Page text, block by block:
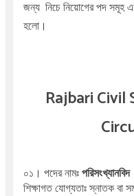
জন্য নিচে নিয়োগের পদ সমূহ
হলো।
Rajbari
০১। পদের নামঃ পরিসংখ্যানবিদ
শিক্ষাগত যোগ্যতাঃ স্নাতক বা